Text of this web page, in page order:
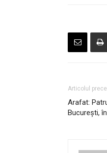
Articolul
Arafat:
București,